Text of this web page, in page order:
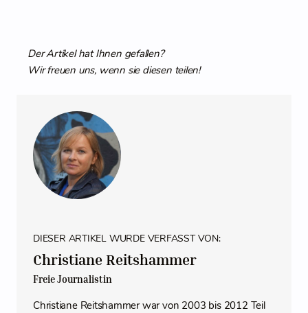
Der Artikel hat Ihnen gefallen?
Wir freuen uns, wenn sie diesen teilen!
DIESER ARTIKEL WURDE VERFASST VON:
Christiane Reitshammer
Freie Journalistin
Christiane Reitshammer war von 2003 bis 2012 Teil